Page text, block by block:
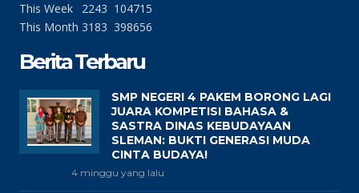
This Week
2243 104715
This Month 3183 398656
Berita Terbaru
SMP NEGERI 4 PAKEM BORONG LAGI
JUARA KOMPETISI BAHASA &
SASTRA DINAS KEBUDAYAAN
SLEMAN: BUKTI GENERASI MUDA
CINTA BUDAYA!
4 minggu yang lalu